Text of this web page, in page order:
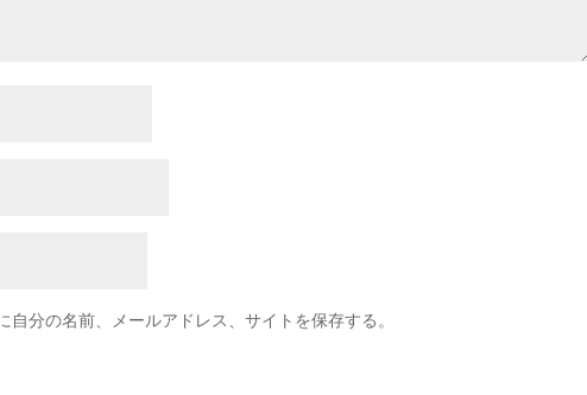
分の名前、メールアドレス、サイトを保存する。